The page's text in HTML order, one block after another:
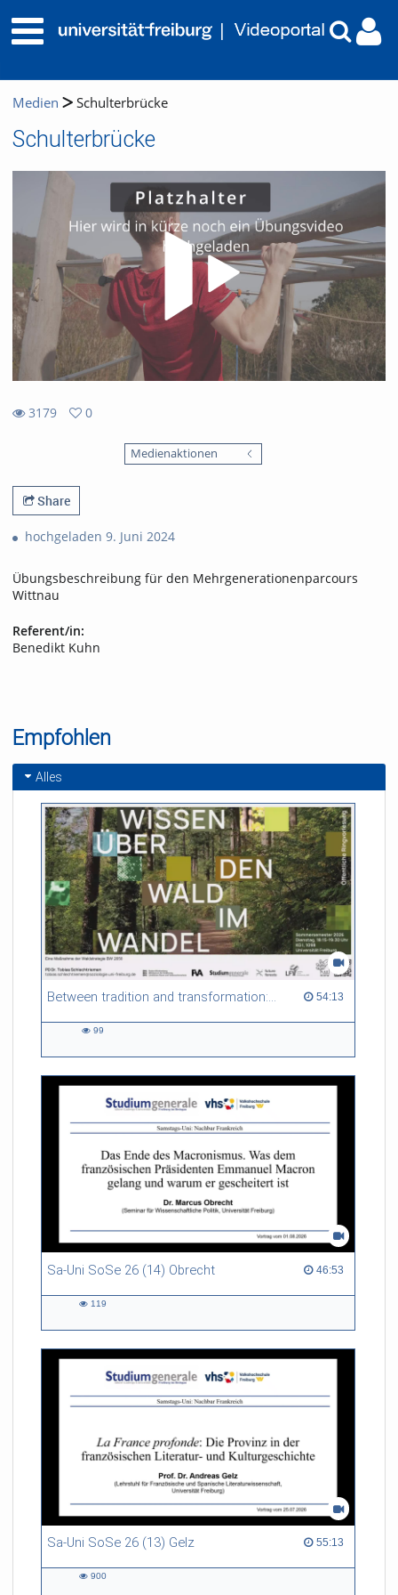
Medien Schulterbrücke
Schulterbrücke
3179
0
Medienaktionen
Share
hochgeladen 9. Juni 2024
Übungsbeschreibung für den Mehrgenerationenparcours
Wittnau
Referent/in:
Benedikt Kuhn
Empfohlen
Alles
Between tradition and transformation: how owners, advisers and institutions co-create knowledge for resilient forests in Europe 54:13
54:13 duration
99
Sa-Uni SoSe 26 (14) Obrecht 46:53
46:53 duration
119
Sa-Uni SoSe 26 (13) Gelz 55:13
55:13 duration
900